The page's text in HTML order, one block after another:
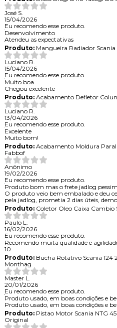
José S.
15/04/2026
Eu recomendo esse produto.
Desenvolvimento
Atendeu as expectativas
Produto:Mangueira Radiador Scania
Luciano R.
15/04/2026
Eu recomendo esse produto.
Muito boa
Chegou excelente
Produto:Acabamento Defletor
Luciano R.
13/04/2026
Eu recomendo esse produto.
Excelente
Muito bom!
Produto:Acabamento Moldura
Fabbof
Anônimo
19/02/2026
Eu recomendo esse produto.
Produto bom mas o frete jadlog
O produto veio bem embalado e deu
pela jadlog, prometia 2 dias úteis,
Produto:Coletor Oleo Caixa Cambio
Paulo L.
16/02/2026
Eu recomendo esse produto.
Recomendo muita qualidade e
10
Produto:Bucha Rotativo Scania 124
Monthag
Master L.
20/01/2026
Eu recomendo esse produto.
Produto usado, em boas condições e
Produto usado, em boas condições e
Produto:Pistao Motor Scania NTG
Original